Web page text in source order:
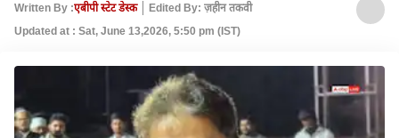
Written By :एबीपी स्टेट डेस्क
Edited By: ज़हीन तकवी
Updated at : Sat, June 13,2026, 5:50 pm (IST)